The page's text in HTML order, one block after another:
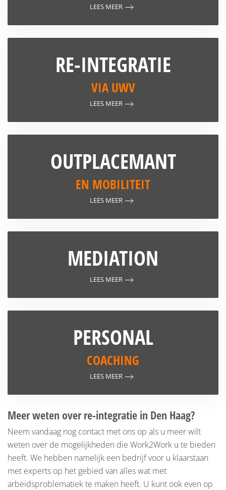
LEES MEER
RE-INTEGRATIE
VIA UWV
LEES MEER
OUTPLACEMANT
EN MOBILITEIT
LEES MEER
MEDIATION
LEES MEER
PERSONAL
COACHING
LEES MEER
Meer weten over re-integratie in Den Haag?
Neem vandaag nog contact met ons op als u meer wilt
weten over de mogelijkheden die Work2Work u te bieden
heeft. We hebben namelijk een bedrijf voor u klaarstaan
met experts op het gebied van alles wat met
arbeidsproblematiek te maken heeft. U kunt ook even op